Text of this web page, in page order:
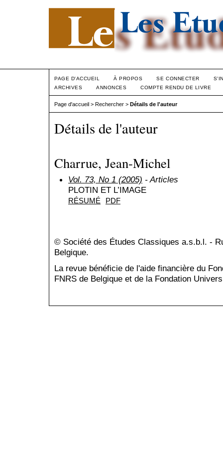
PAGE D'ACCUEIL À PROPOS SE CONNECTER
ARCHIVES
ANNONCES COMPTE RENDU DE LIVRE
Page d'accueil > Rechercher > Détails de l'auteur
Détails de l'auteur
Charrue, Jean-Michel
Vol. 73, No 1 (2005) - Articles
PLOTIN ET L’IMAGE
RÉSUMÉ PDF
© Société des Études Classiques a.s.b.l. -
Belgique.
La revue bénéficie de l'aide financière du
FNRS de Belgique et de la Fondation